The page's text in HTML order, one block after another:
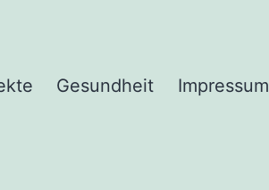
Gesundheit Impressum